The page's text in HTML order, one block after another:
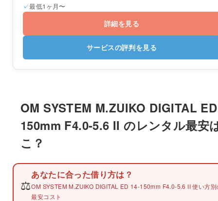
最低1ヶ月〜
詳細を見る
サービスの評判を見る
OM SYSTEM M.ZUIKO DIGITAL
150mm F4.0-5.6 II のレンタル最安
こ？
⚖️
あなたに合った借り方は？
OM SYSTEM M.ZUIKO DIGITAL ED 14-150mm F4.0-5.6 II 使い方別
最安コスト